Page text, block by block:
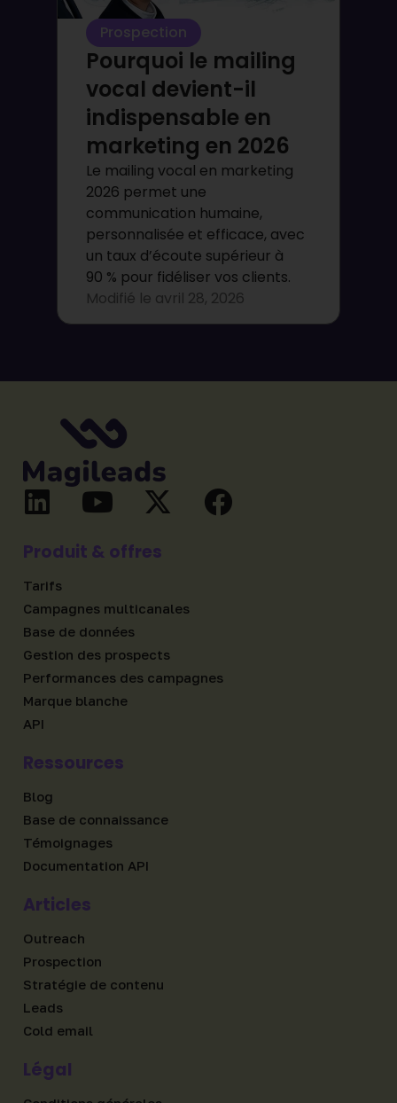
Prospection
Pourquoi le mailing
vocal devient-il
indispensable en
marketing en 2026
Le mailing vocal en marketing
2026 permet une
communication humaine,
personnalisée et efficace, avec
un taux d’écoute supérieur à
90 % pour fidéliser vos clients.
Modifié le avril 28, 2026
Produit & offres
Tarifs
Campagnes multicanales
Base de données
Gestion des prospects
Performances des campagnes
Marque blanche
API
Ressources
Blog
Base de connaissance
Témoignages
Documentation API
Articles
Outreach
Prospection
Stratégie de contenu
Leads
Cold email
Légal